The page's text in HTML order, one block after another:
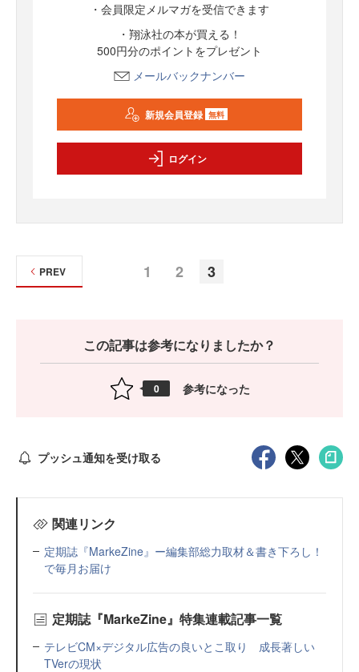
・会員限定メルマガを受信できます
・翔泳社の本が買える！
500円分のポイントをプレゼント
メールバックナンバー
新規会員登録 無料
ログイン
1 2 3
PREV
この記事は参考になりましたか？
0 参考になった
プッシュ通知を受け取る
関連リンク
定期誌『MarkeZine』ー編集部総力取材＆書き下ろし！
で毎月お届け
定期誌『MarkeZine』特集連載記事一覧
テレビCM×デジタル広告の良いとこ取り 成長著しい
TVerの現状